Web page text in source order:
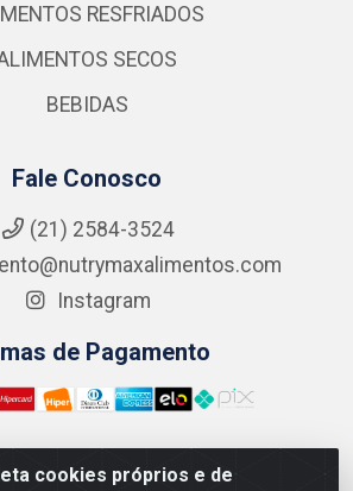
cookies próprios e de
RESFRIADOS
SECOS
BEBIDAS
Fale Conosco
(21) 2584-3524
Instagram
de Pagamento